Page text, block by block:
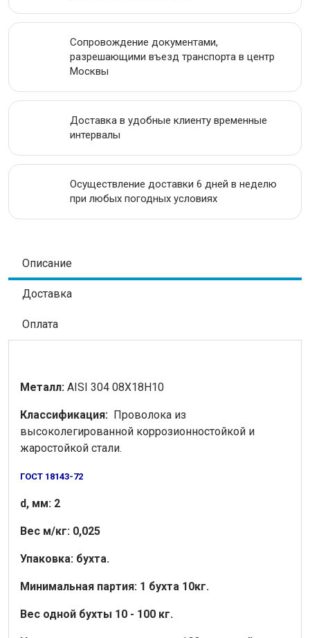
Сопровождение документами,
разрешающими въезд транспорта в центр
Москвы
Доставка в удобные клиенту временные
интервалы
Осуществление доставки 6 дней в неделю
при любых погодных условиях
Описание
Доставка
Оплата
Металл: AISI 304 08Х18Н10
Классификация: Проволока из
высоколегированной коррозионностойкой и
жаростойкой стали.
ГОСТ 18143-72
d, мм: 2
Вес м/кг: 0,025
Упаковка: бухта.
Минимальная партия: 1 бухта 10кг.
Вес одной бухты 10 - 100 кг.